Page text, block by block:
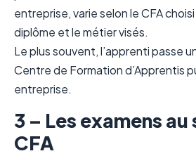
entreprise, varie selon le CFA
diplôme et le métier visés.
Le plus souvent, l’apprenti passe
Centre de Formation d’Apprentis
entreprise.
3 – Les examens au
CFA